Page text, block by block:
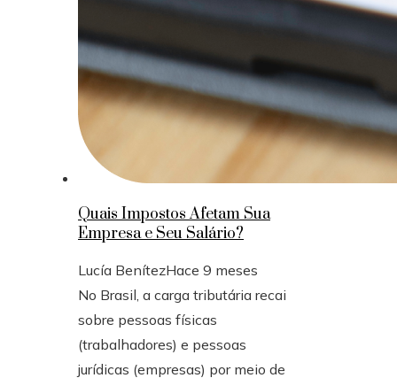
Quais Impostos Afetam Sua
Empresa e Seu Salário?
Lucía BenítezHace 9 meses
No Brasil, a carga tributária recai
sobre pessoas físicas
(trabalhadores) e pessoas
jurídicas (empresas) por meio de